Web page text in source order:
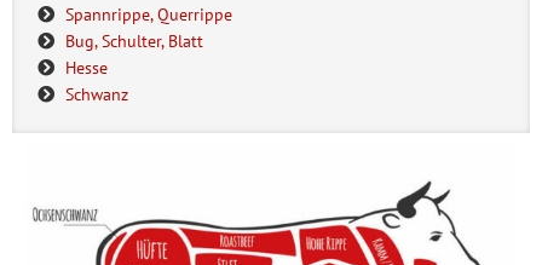
Spannrippe, Querrippe
Bug, Schulter, Blatt
Hesse
Schwanz